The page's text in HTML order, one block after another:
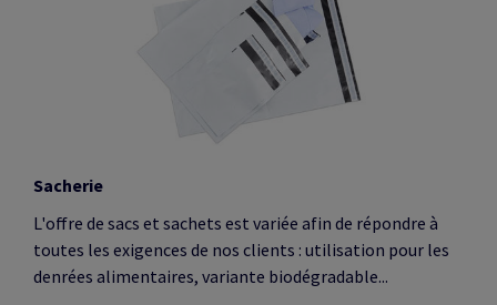
Sacherie
L'offre de sacs et sachets est variée afin de répondre à
toutes les exigences de nos clients : utilisation pour les
denrées alimentaires, variante biodégradable...